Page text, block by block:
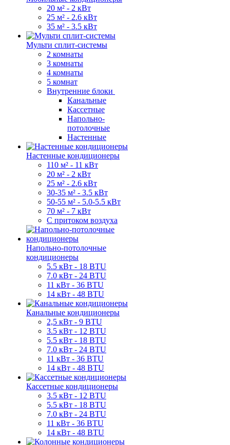
20 м² - 2 кВт
25 м² - 2.6 кВт
35 м² - 3.5 кВт
Мульти сплит-системы
2 комнаты
3 комнаты
4 комнаты
5 комнат
Внутренние блоки
Канальные
Кассетные
Напольно-
потолочные
Настенные
Настенные кондиционеры
110 м² - 11 кВт
20 м² - 2 кВт
25 м² - 2.6 кВт
30-35 м² - 3.5 кВт
50-55 м² - 5.0-5.5 кВт
70 м² - 7 кВт
С притоком воздуха
Напольно-потолочные
кондиционеры
5.5 кВт - 18 BTU
7.0 кВт - 24 BTU
11 кВт - 36 BTU
14 кВт - 48 BTU
Канальные кондиционеры
2,5 кВт - 9 BTU
3.5 кВт - 12 BTU
5.5 кВт - 18 BTU
7.0 кВт - 24 BTU
11 кВт - 36 BTU
14 кВт - 48 BTU
Кассетные кондиционеры
3.5 кВт - 12 BTU
5.5 кВт - 18 BTU
7.0 кВт - 24 BTU
11 кВт - 36 BTU
14 кВт - 48 BTU